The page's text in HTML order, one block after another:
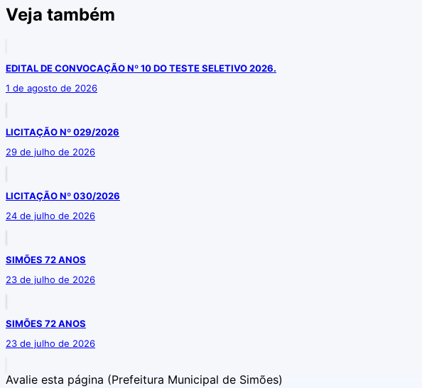
Veja também
EDITAL DE CONVOCAÇÃO Nº 10 DO TESTE SELETIVO 2026.
1 de agosto de 2026
LICITAÇÃO Nº 029/2026
29 de julho de 2026
LICITAÇÃO Nº 030/2026
24 de julho de 2026
SIMÕES 72 ANOS
23 de julho de 2026
SIMÕES 72 ANOS
23 de julho de 2026
Avalie esta página (Prefeitura Municipal de Simões)